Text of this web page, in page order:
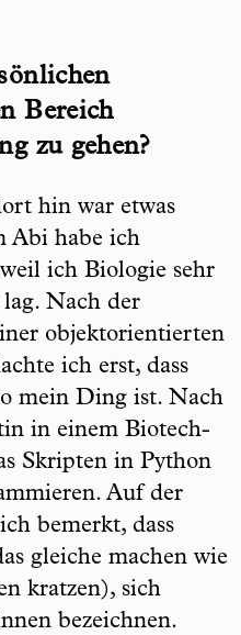
Bereich
zu gehen?
hin war etwas
Abi habe ich
ich Biologie sehr
Nach der
objektorientierten
ich erst, dass
mein Ding ist. Nach
in einem Biotech-
Skripten in Python
Auf der
bemerkt, dass
gleiche machen wie
kratzen), sich
bezeichnen.